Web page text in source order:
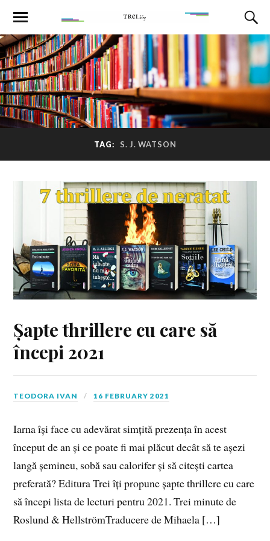
TAG: S. J. WATSON
Șapte thrillere cu care să
începi 2021
TEODORA IVAN 16 FEBRUARY 2021
Iarna își face cu adevărat simțită prezența în acest
început de an și ce poate fi mai plăcut decât să te așezi
langă șemineu, sobă sau calorifer și să citești cartea
preferată? Editura Trei îți propune șapte thrillere cu care
să începi lista de lecturi pentru 2021. Trei minute de
Roslund & HellströmTraducere de Mihaela […]